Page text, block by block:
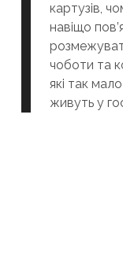
картузів,
навіщо
чоботи та
які так
живуть у